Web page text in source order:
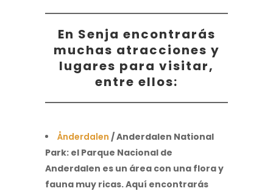
En Senja encontrarás
muchas atracciones y
lugares para visitar,
entre ellos:
Ånderdalen /Anderdalen National
Park: el Parque Nacional de
Anderdalen es un área con una flora y
fauna muy ricas. Aquí encontrarás